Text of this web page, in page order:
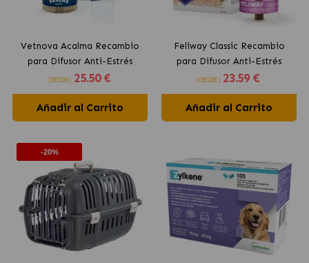
Vetnova Acalma Recambio
para Difusor Anti-Estrés
para Gatos
(DESDE) 25.50 €
Añadir al Carrito
Feliway Classic Recambio
para Difusor Anti-Estrés
para Gatos
(DESDE) 23.59 €
Añadir al Carrito
-20%